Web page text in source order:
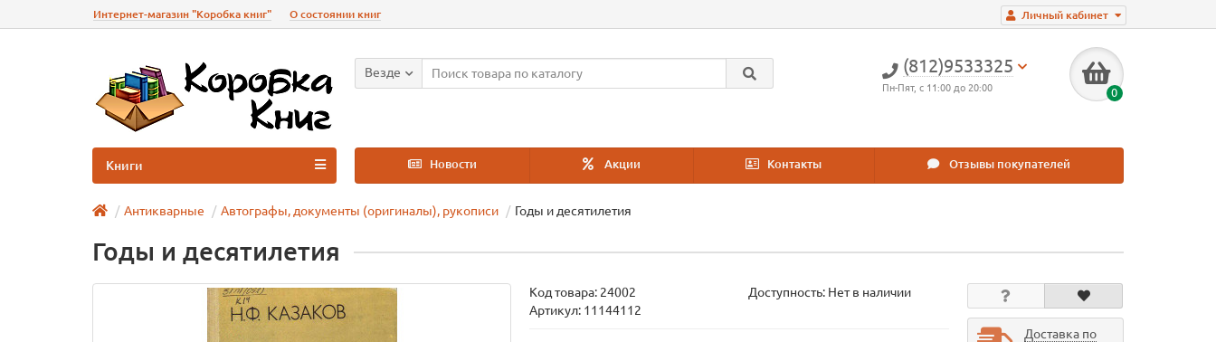
Личный кабинет
Интернет-магазин "Коробка книг" О состоянии книг
(812)9533325
Пн-Пят, с 11:00 до 20:00 0
Везде
Новости Акции Контакты Отзывы покупателей
Книги
Антикварные Автографы, документы (оригиналы), рукописи Годы и десятилетия
Годы и десятилетия
Код товара: 24002
Доступность: Нет в наличии
Артикул: 11144112
Доставка по